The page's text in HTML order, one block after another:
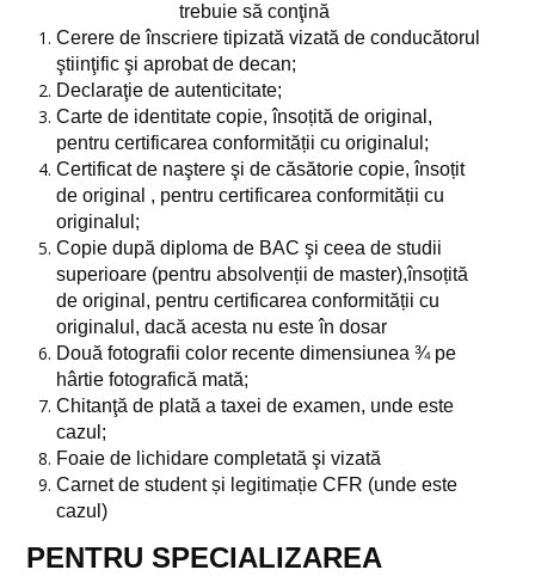
Ediția 2023
Ediția 2022
BIP EU Green
FACULTATE
Despre noi
Baza materială
Conducere
Departamente
Departamentul de Arhitectură
Departamentul de Cadastru
Departamentul de Inginerie Civilă
Secretariat
trebuie să conţină
Cerere de înscriere tipizată vizată de conducătorul
ştiinţific şi aprobat de decan;
Declaraţie de autenticitate;
Carte de identitate copie, însoțită de original,
pentru certificarea conformității cu originalul;
Certificat de naştere şi de căsătorie copie, însoțit
de original , pentru certificarea conformității cu
originalul;
Copie după diploma de BAC şi ceea de studii
superioare (pentru absolvenții de master),însoțită
de original, pentru certificarea conformității cu
originalul, dacă acesta nu este în dosar
Două fotografii color recente dimensiunea ¾ pe
hârtie fotografică mată;
Chitanţă de plată a taxei de examen, unde este
cazul;
Foaie de lichidare completată şi vizată
Carnet de student și legitimație CFR (unde este
cazul)
PENTRU SPECIALIZAREA